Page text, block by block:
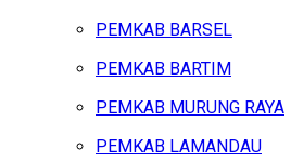
PEMKAB BARSEL
PEMKAB BARTIM
PEMKAB MURUNG RAYA
PEMKAB LAMANDAU